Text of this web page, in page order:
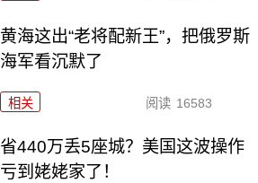
黄海这出“老将配新王”，把俄罗斯
海军看沉默了
相关 阅读 16583
省440万丢5座城？美国这波操作
亏到姥姥家了！